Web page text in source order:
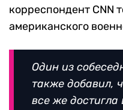
корреспондент CNN
американского
Один из
также добавил,
все же достигла